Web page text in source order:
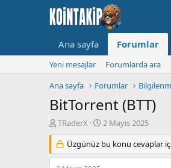
Ana sayfa Forumlar
Yeni mesajlar
Forumlarda ara
Ana sayfa
Forumlar
BitTorrent (BTT)
K
n
u
y
TRaderX
B
ş
l
2 Mayıs 2025
Üzgünüz bu konu cevaplar